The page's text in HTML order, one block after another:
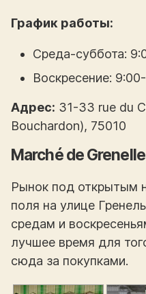
График работы:
Среда-суббота:
Воскресение:
Адрес: 31-33 rue du
Bouchardon), 75010
Marché de Grenelle
Рынок под открытым
поля на улице
средам и
лучшее время для
сюда за покупками.